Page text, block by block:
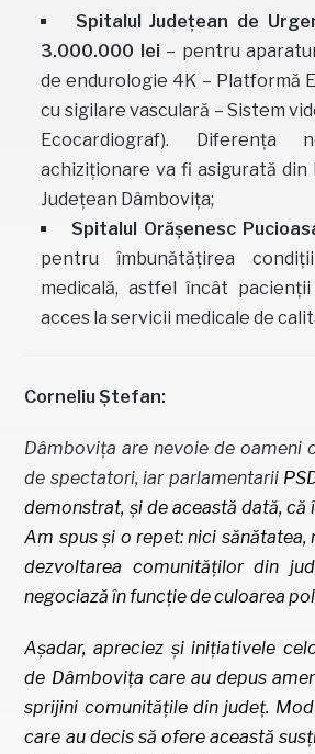
Spitalul Județean de
3.000.000 lei – pentru
de endurologie 4K – Platformă
cu sigilare vasculară – Sistem
Ecocardiograf). Diferența
achiziționare va fi asigurată din
Județean Dâmbovița;
Spitalul Orășenesc
pentru îmbunătățirea
medicală, astfel încât
acces la servicii medicale de
Corneliu Ștefan:
Dâmbovița are nevoie de oameni
de spectatori, iar parlamentarii
demonstrat, și de această dată, că
Am spus și o repet: nici sănătatea,
dezvoltarea comunităților din
negociază în funcție de culoarea
Așadar, apreciez și inițiativele
de Dâmbovița care au depus
sprijini comunitățile din județ.
care au decis să ofere această